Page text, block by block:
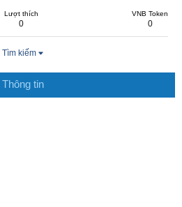
Lượt thích
0
VNB Token
0
Tìm kiếm
Thông tin